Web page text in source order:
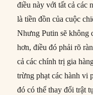
điều này với tất cả các
là tiền đồn của cuộc
Nhưng Putin sẽ không
hơn, điều đó phải rõ
cả các chính trị gia
trừng phạt các hành vi
đó có thể thay đổi trật